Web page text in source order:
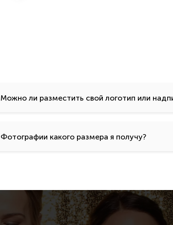
Можно ли разместить свой логотип или
Фотографии какого размера я получу?